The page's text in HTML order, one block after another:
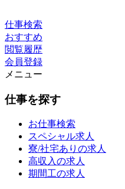
仕事検索
おすすめ
閲覧履歴
会員登録
メニュー
仕事を探す
お仕事検索
スペシャル求人
寮/社宅ありの求人
高収入の求人
期間工の求人